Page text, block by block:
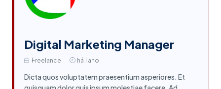
Digital Marketing Manager
Freelance há 1 ano
Dicta quos voluptatem praesentium asperiores. Et